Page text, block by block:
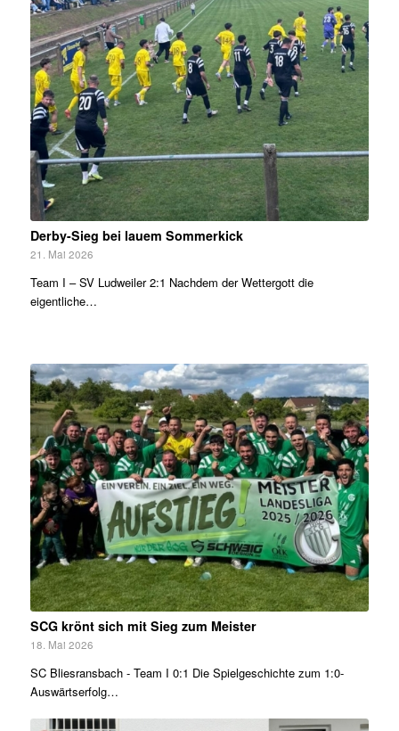
Derby-Sieg bei lauem Sommerkick
21. Mai 2026
Team I – SV Ludweiler 2:1 Nachdem der Wettergott die
eigentliche…
SCG krönt sich mit Sieg zum Meister
18. Mai 2026
SC Bliesransbach - Team I 0:1 Die Spielgeschichte zum 1:0-
Auswärtserfolg…